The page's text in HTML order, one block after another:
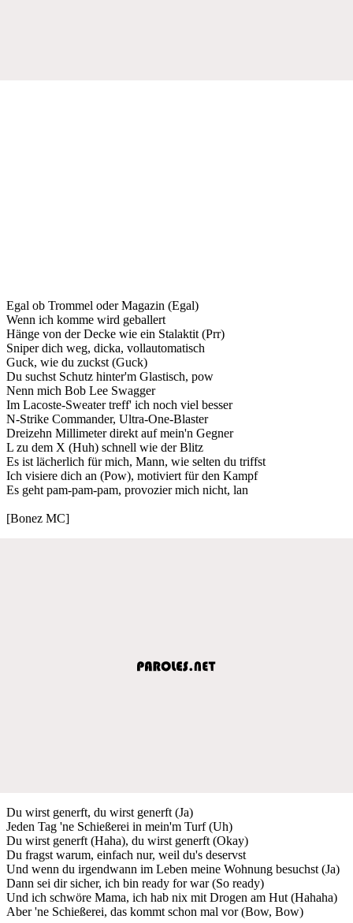
Egal ob Trommel oder Magazin (Egal)
Wenn ich komme wird geballert
Hänge von der Decke wie ein Stalaktit (Prr)
Sniper dich weg, dicka, vollautomatisch
Guck, wie du zuckst (Guck)
Du suchst Schutz hinter'm Glastisch, pow
Nenn mich Bob Lee Swagger
Im Lacoste-Sweater treff' ich noch viel besser
N-Strike Commander, Ultra-One-Blaster
Dreizehn Millimeter direkt auf mein'n Gegner
L zu dem X (Huh) schnell wie der Blitz
Es ist lächerlich für mich, Mann, wie selten du triffst
Ich visiere dich an (Pow), motiviert für den Kampf
Es geht pam-pam-pam, provozier mich nicht, lan
[Bonez MC]
Du wirst generft, du wirst generft (Ja)
Jeden Tag 'ne Schießerei in mein'm Turf (Uh)
Du wirst generft (Haha), du wirst generft (Okay)
Du fragst warum, einfach nur, weil du's deservst
Und wenn du irgendwann im Leben meine Wohnung besuchst (Ja)
Dann sei dir sicher, ich bin ready for war (So ready)
Und ich schwöre Mama, ich hab nix mit Drogen am Hut (Hahaha)
Aber 'ne Schießerei, das kommt schon mal vor (Bow, Bow)